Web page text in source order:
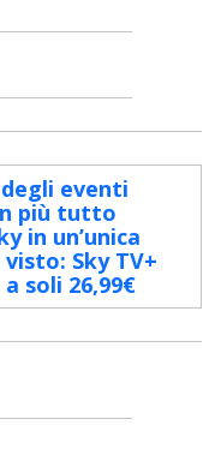
eventi
più tutto
in un’unica
Sky TV+
soli 26,99€